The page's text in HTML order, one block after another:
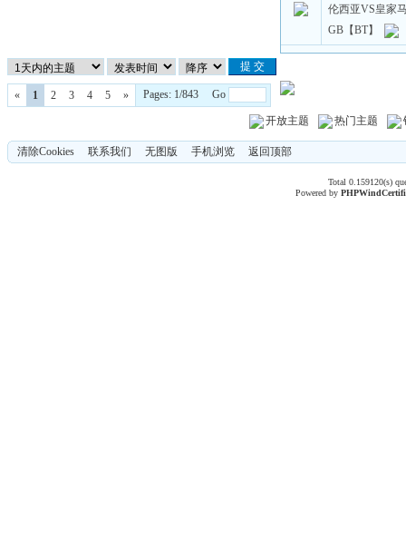
伦西亚VS皇家
GB【BT】
« 1 2 3 4 5 » Pages: 1/843 Go
开放主题 热门主题
清除Cookies 联系我们 无图版 手机浏览 返回顶部
Total 0.159120(s)
Powered byPHPWind